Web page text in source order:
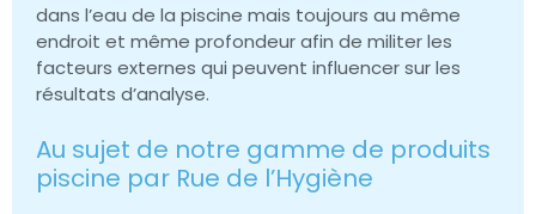
dans l’eau de la piscine mais toujours au même
endroit et même profondeur afin de militer les
facteurs externes qui peuvent influencer sur les
résultats d’analyse.
Au sujet de notre gamme de produits
piscine par Rue de l’Hygiène